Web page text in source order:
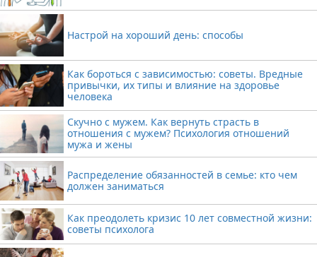
Настрой на хороший день: способы
Как бороться с зависимостью: советы. Вредные
привычки, их типы и влияние на здоровье
человека
Скучно с мужем. Как вернуть страсть в
отношения с мужем? Психология отношений
мужа и жены
Распределение обязанностей в семье: кто чем
должен заниматься
Как преодолеть кризис 10 лет совместной жизни:
советы психолога